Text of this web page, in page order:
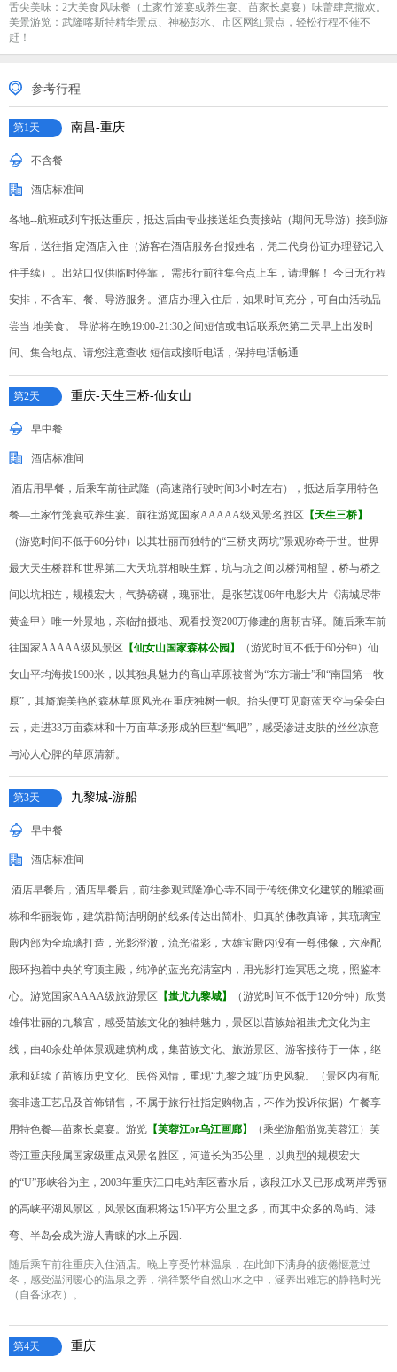
舌尖美味：2大美食风味餐（土家竹笼宴或养生宴、苗家长桌宴）味蕾肆意撒欢。
美景游览：武隆喀斯特精华景点、神秘彭水、市区网红景点，轻松行程不催不
赶！
参考行程
第1天 南昌-重庆
不含餐
酒店标准间
各地--航班或列车抵达重庆，抵达后由专业接送组负责接站（期间无导游）接到游
客后，送往指 定酒店入住（游客在酒店服务台报姓名，凭二代身份证办理登记入
住手续）。出站口仅供临时停靠， 需步行前往集合点上车，请理解！ 今日无行程
安排，不含车、餐、导游服务。酒店办理入住后，如果时间充分，可自由活动品
尝当 地美食。 导游将在晚19:00-21:30之间短信或电话联系您第二天早上出发时
间、集合地点、请您注意查收 短信或接听电话，保持电话畅通
第2天 重庆-天生三桥-仙女山
早中餐
酒店标准间
酒店用早餐，后乘车前往武隆（高速路行驶时间3小时左右），抵达后享用特色
餐—土家竹笼宴或养生宴。前往游览国家AAAAA级风景名胜区 【天生三桥】
（游览时间不低于60分钟）以其壮丽而独特的“三桥夹两坑”景观称奇于世。世界
最大天生桥群和世界第二大天坑群相映生辉，坑与坑之间以桥洞相望，桥与桥之
间以坑相连，规模宏大，气势磅礴，瑰丽壮。是张艺谋06年电影大片《满城尽带
黄金甲》唯一外景地，亲临拍摄地、观看投资200万修建的唐朝古驿。随后乘车前
往国家AAAAA级风景区 【仙女山国家森林公园】 （游览时间不低于60分钟）仙
女山平均海拔1900米，以其独具魅力的高山草原被誉为“东方瑞士”和“南国第一牧
原”，其旖旎美艳的森林草原风光在重庆独树一帜。抬头便可见蔚蓝天空与朵朵白
云，走进33万亩森林和十万亩草场形成的巨型“氧吧”，感受渗进皮肤的丝丝凉意
与沁人心脾的草原清新。
第3天 九黎城-游船
早中餐
酒店标准间
酒店早餐后，酒店早餐后，前往参观武隆净心寺不同于传统佛文化建筑的雕梁画
栋和华丽装饰，建筑群简洁明朗的线条传达出简朴、归真的佛教真谛，其琉璃宝
殿内部为全琉璃打造，光影澄澈，流光溢彩，大雄宝殿内没有一尊佛像，六座配
殿环抱着中央的穹顶主殿，纯净的蓝光充满室内，用光影打造冥思之境，照鉴本
心。游览国家AAAA级旅游景区 【蚩尤九黎城】 （游览时间不低于120分钟）欣赏
雄伟壮丽的九黎宫，感受苗族文化的独特魅力，景区以苗族始祖蚩尤文化为主
线，由40余处单体景观建筑构成，集苗族文化、旅游景区、游客接待于一体，继
承和延续了苗族历史文化、民俗风情，重现“九黎之城”历史风貌。（景区内有配
套非遗工艺品及首饰销售，不属于旅行社指定购物店，不作为投诉依据）午餐享
用特色餐—苗家长桌宴。游览 【芙蓉江or乌江画廊】 （乘坐游船游览芙蓉江）芙
蓉江重庆段属国家级重点风景名胜区，河道长为35公里，以典型的规模宏大
的“U”形峡谷为主，2003年重庆江口电站库区蓄水后，该段江水又已形成两岸秀丽
的高峡平湖风景区，风景区面积将达150平方公里之多，而其中众多的岛屿、港
弯、半岛会成为游人青睐的水上乐园.
随后乘车前往重庆入住酒店。晚上享受竹林温泉，在此卸下满身的疲倦惬意过
冬，感受温润暖心的温泉之养，徜徉繁华自然山水之中，涵养出难忘的静艳时光
（自备泳衣）。
第4天 重庆